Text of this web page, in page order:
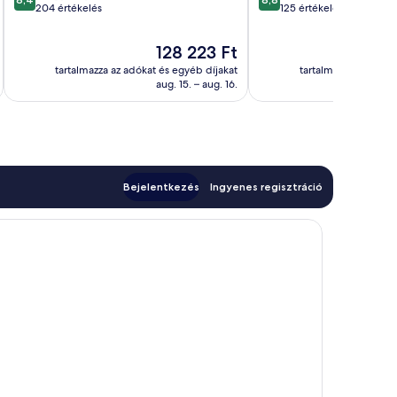
ennyiből:
204 értékelés
Az
ár
128 223 Ft
128 223 Ft
tartalmazza az adókat és egyéb díjakat
aug. 15. – aug. 16.
ennyiből:
értékelés
125 értékelés
tartalmazza az
Bejelentkezés Ingyenes regisztráció